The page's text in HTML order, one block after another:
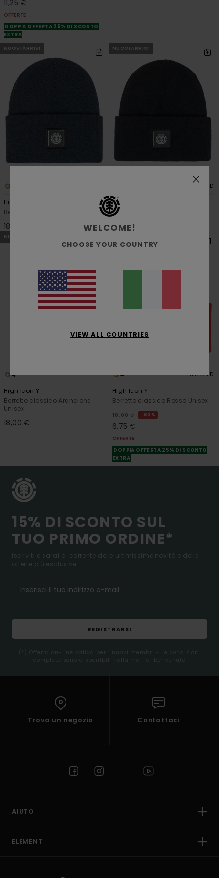
11,25 €
OFFERTE
DOPPIA OFFERTA 25% DI SCONTO
EXTRA
NUOVI ARRIVI
High Icon Y
Berretto classico Blu Unisex
18,00 €
NUOVI ARRIVI
RECYCLED
High Icon Y
Berretto classico Nero Unisex
18,00 €
NUOVI ARRIVI
4
High Icon Y
Berretto classico Arancione
Unisex
18,00 €
4 RECYCLED
High Icon Y
Berretto classico Rosso Unisex
18,00 € 63%
6,75 €
OFFERTE
DOPPIA OFFERTA 25% DI SCONTO
EXTRA
15% DI SCONTO SUL
TUO PRIMO ORDINE*
Iscriviti e sarai al corrente delle ultimissime novità e delle
offerte più esclusive.
REGISTRARSI
(*) Offerta on-line valida per i nuovi membri - Le condizioni
complete sono disponibili nella mail di benvenuto
Trova un negozio Contattaci
AIUTO
ELEMENT
WELCOME!
CHOOSE YOUR COUNTRY
VIEW ALL COUNTRIES